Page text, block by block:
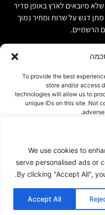
We use cookies to
serve personalised ads or
By clicking "Accept All",
Accept All
To provide the best
store and/or access
technologies will allow us to
unique IDs on this site. Not
שלא מיובאים לארץ באופן סדיר
מתן דגש על שרות ומחיר נמוך
הרשמיים.
074-7408590
office@luxury-motors.co.il